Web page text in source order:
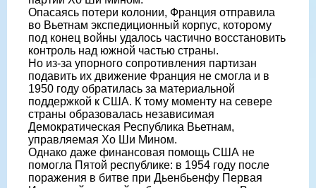
Опасаясь потери колонии, Франция отправила
во Вьетнам экспедиционный корпус, которому
под конец войны удалось частично восстановить
контроль над южной частью страны.
Но из-за упорного сопротивления партизан
подавить их движение Франция не смогла и в
1950 году обратилась за материальной
поддержкой к США. К тому моменту на севере
страны образовалась независимая
Демократическая Республика Вьетнам,
управляемая Хо Ши Мином.
Однако даже финансовая помощь США не
помогла Пятой республике: в 1954 году после
поражения в битве при Дьенбьенфу Первая